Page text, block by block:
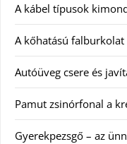
A kábel típusok
A kőhatású falburkolat
Autóüveg csere és
Pamut zsinórfonal a
Gyerekpezsgő – az